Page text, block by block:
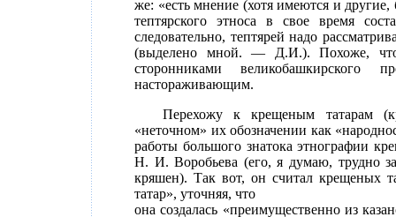
же: «есть мнение (хотя имеются и
тептярского этноса в свое время
следовательно, тептярей надо
(выделено мной. — Д.И.). Похоже, что
сторонниками великобашкирского
настораживающим.
Перехожу к крещеным татарам
«неточном» их обозначении как
работы большого знатока этнографии
Н. И. Воробьева (его, я думаю, трудно
кряшен). Так вот, он считал крещеных
татар», уточняя, что
она создалась «преимущественно из